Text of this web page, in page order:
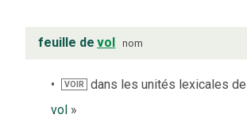
feuille de vol nom
VOIR dans les unités lexicales de
vol »